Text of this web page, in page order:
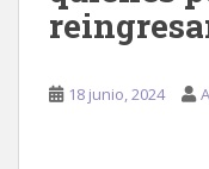
18 junio, 2024